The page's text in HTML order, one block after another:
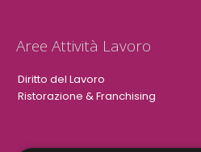
Aree Attività Lavoro
Diritto del Lavoro
Ristorazione & Franchising